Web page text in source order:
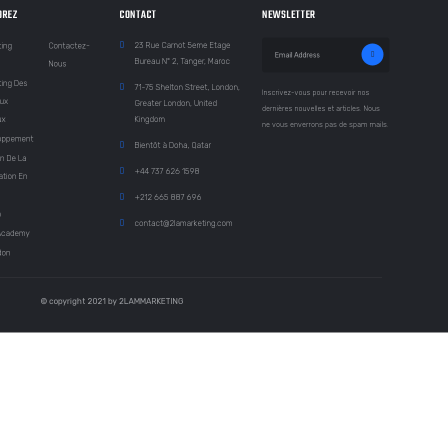
Des
De La
En
Contactez-
Nous
CONTACT
23 Rue Carnot 5eme Etage
Bureau N° 2, Tanger, Maroc
71-75 Shelton Street, London,
Greater London, United
Kingdom
Bientôt à Doha, Qatar
+44 737 626 1598
+212 665 887 696
contact@2lamarketing.com
NEWSLETTER
Inscrivez-vous pour recevoir nos
dernières nouvelles et articles. Nous
ne vous enverrons pas de spam mails.
© copyright 2021 by 2LAMMARKETING